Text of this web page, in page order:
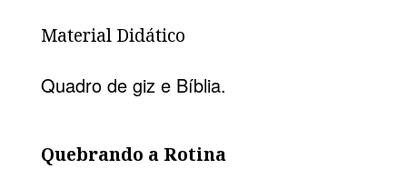
Material Didático
Quadro de giz e Bíblia.
Quebrando a Rotina